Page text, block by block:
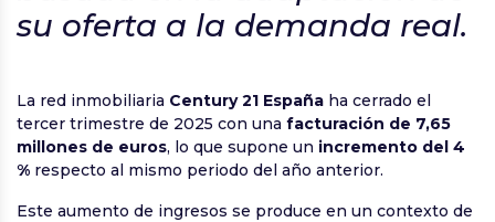
su oferta a la demanda real.
La red inmobiliaria Century 21 España ha cerrado el
tercer trimestre de 2025 con una facturación de 7,65
millones de euros, lo que supone un incremento del 4
% respecto al mismo periodo del año anterior.
Este aumento de ingresos se produce en un contexto de